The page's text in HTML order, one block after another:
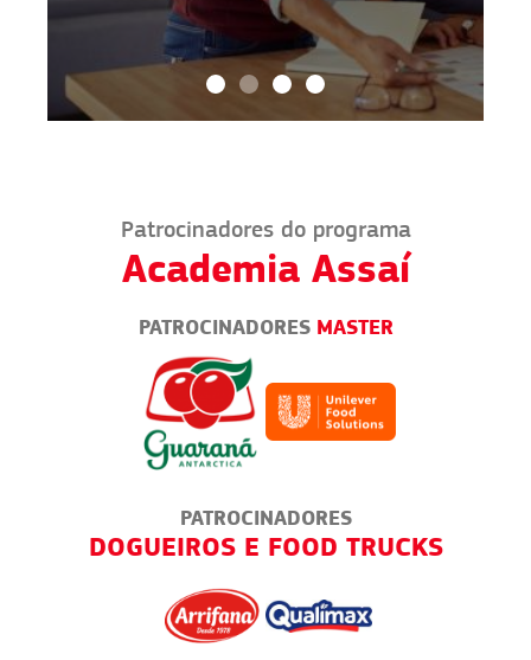
Patrocinadores do programa
Academia Assaí
PATROCINADORES MASTER
PATROCINADORES
DOGUEIROS E FOOD TRUCKS